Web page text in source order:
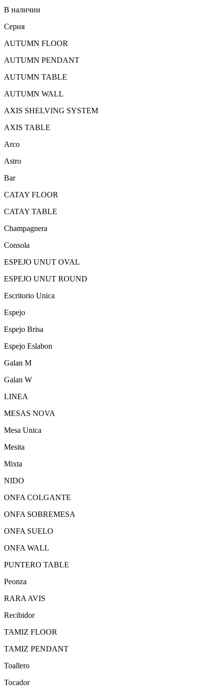
В наличии
Серия
AUTUMN FLOOR
AUTUMN PENDANT
AUTUMN TABLE
AUTUMN WALL
AXIS SHELVING SYSTEM
AXIS TABLE
Arco
Astro
Bar
CATAY FLOOR
CATAY TABLE
Champagnera
Consola
ESPEJO UNUT OVAL
ESPEJO UNUT ROUND
Escritorio Unica
Espejo
Espejo Brisa
Espejo Eslabon
Galan M
Galan W
LINEA
MESAS NOVA
Mesa Unica
Mesita
Mixta
NIDO
ONFA COLGANTE
ONFA SOBREMESA
ONFA SUELO
ONFA WALL
PUNTERO TABLE
Peonza
RARA AVIS
Recibidor
TAMIZ FLOOR
TAMIZ PENDANT
Toallero
Tocador